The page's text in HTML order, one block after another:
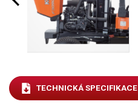
TECHNICKÁ SPECIFIKACE